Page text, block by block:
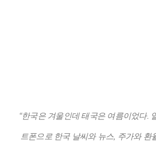
“한국은 겨울인데 태국은 여름이었다.
트폰으로 한국 날씨와 뉴스, 주가와